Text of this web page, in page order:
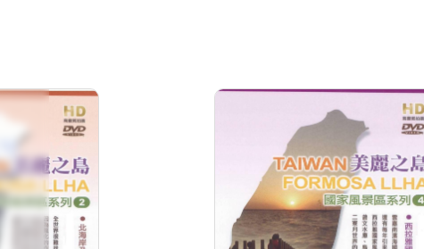
岸及觀
美麗之島 - 西拉雅國家
風景區
分級: 普遍級
片長: 28 min
發音: 華語